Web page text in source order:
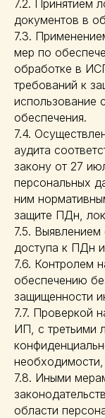
7.2. Принятием
документов в
7.3.
мер по
обработке в
требований к
использование
обеспечения.
7.4.
аудита
закону от 27
персональных
ним
защите ПДн,
7.5. Выявлением
доступа к ПДн
7.6. Контролем
обеспечению
защищенности
7.7. Проверкой
ИП, с третьими
7.8. Иными
области